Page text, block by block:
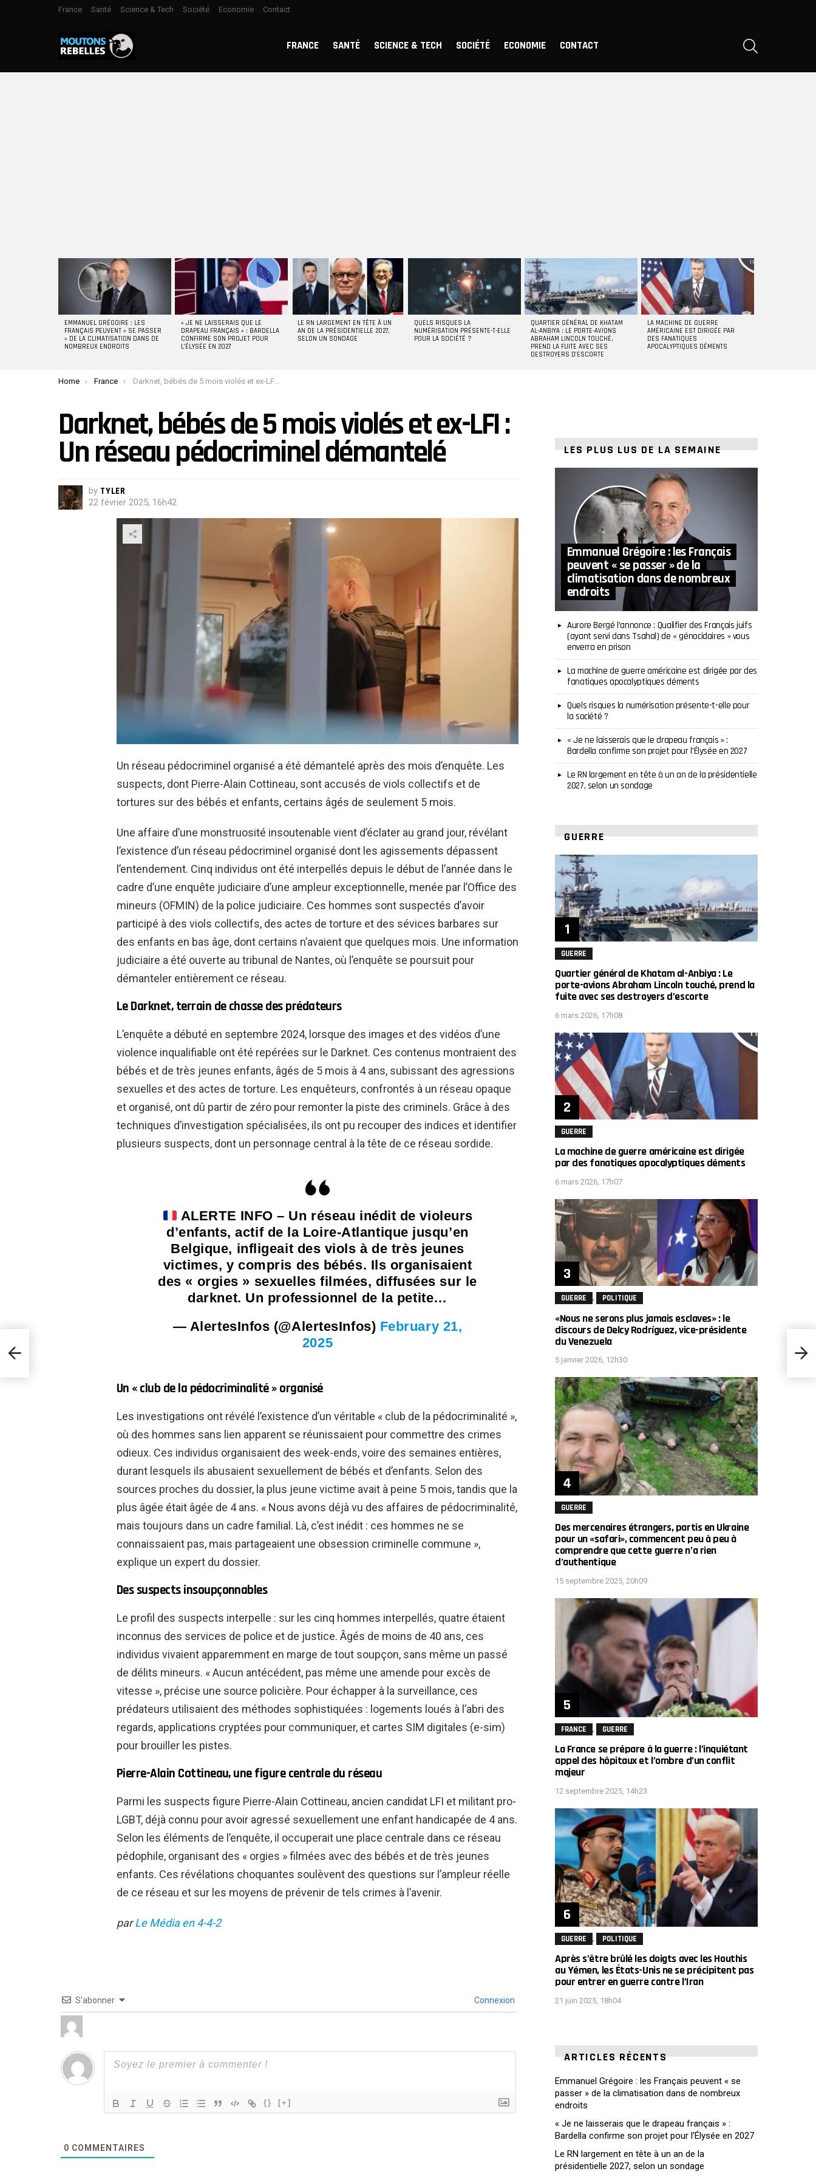
France Santé Science & Tech Société Economie Contact
FRANCE SANTÉ SCIENCE & TECH SOCIÉTÉ ECONOMIE CONTACT
STORIES
EMMANUEL GRÉGOIRE : LES
FRANÇAIS PEUVENT « SE PASSER
» DE LA CLIMATISATION DANS DE
NOMBREUX ENDROITS
« JE NE LAISSERAIS QUE LE
DRAPEAU FRANÇAIS » : BARDELLA
CONFIRME SON PROJET POUR
L’ÉLYSÉE EN 2027
LE RN LARGEMENT EN TÊTE À UN
AN DE LA PRÉSIDENTIELLE 2027,
SELON UN SONDAGE
QUELS RISQUES LA
NUMÉRISATION PRÉSENTE-T-ELLE
POUR LA SOCIÉTÉ ?
QUARTIER GÉNÉRAL DE KHATAM
AL-ANBIYA : LE PORTE-AVIONS
ABRAHAM LINCOLN TOUCHÉ,
PREND LA FUITE AVEC SES
DESTROYERS D’ESCORTE
LA MACHINE DE GUERRE
AMÉRICAINE EST DIRIGÉE PAR
DES FANATIQUES
APOCALYPTIQUES DÉMENTS
You are here:
Home France Darknet, bébés de 5 mois violés et ex-LFI : Un réseau pédocriminel démantelé
Darknet, bébés de 5 mois violés et ex-LFI :
Un réseau pédocriminel démantelé
by TYLER
22 février 2025, 16h42
Un réseau pédocriminel organisé a été démantelé après des mois d’enquête. Les
suspects, dont Pierre-Alain Cottineau, sont accusés de viols collectifs et de
tortures sur des bébés et enfants, certains âgés de seulement 5 mois.
Une affaire d’une monstruosité insoutenable vient d’éclater au grand jour, révélant
l’existence d’un réseau pédocriminel organisé dont les agissements dépassent
l’entendement. Cinq individus ont été interpellés depuis le début de l’année dans le
cadre d’une enquête judiciaire d’une ampleur exceptionnelle, menée par l’Office des
mineurs (OFMIN) de la police judiciaire. Ces hommes sont suspectés d’avoir
participé à des viols collectifs, des actes de torture et des sévices barbares sur
des enfants en bas âge, dont certains n’avaient que quelques mois. Une information
judiciaire a été ouverte au tribunal de Nantes, où l’enquête se poursuit pour
démanteler entièrement ce réseau.
Le Darknet, terrain de chasse des prédateurs
L’enquête a débuté en septembre 2024, lorsque des images et des vidéos d’une
violence inqualifiable ont été repérées sur le Darknet. Ces contenus montraient des
bébés et de très jeunes enfants, âgés de 5 mois à 4 ans, subissant des agressions
sexuelles et des actes de torture. Les enquêteurs, confrontés à un réseau opaque
et organisé, ont dû partir de zéro pour remonter la piste des criminels. Grâce à des
techniques d’investigation spécialisées, ils ont pu recouper des indices et identifier
plusieurs suspects, dont un personnage central à la tête de ce réseau sordide.
ALERTE INFO – Un réseau inédit de violeurs
d’enfants, actif de la Loire-Atlantique jusqu’en
Belgique, infligeait des viols à de très jeunes
victimes, y compris des bébés. Ils organisaient
des « orgies » sexuelles filmées, diffusées sur le
darknet. Un professionnel de la petite…
— AlertesInfos (@AlertesInfos) February 21,
2025
Un « club de la pédocriminalité » organisé
Les investigations ont révélé l’existence d’un véritable « club de la pédocriminalité »,
où des hommes sans lien apparent se réunissaient pour commettre des crimes
odieux. Ces individus organisaient des week-ends, voire des semaines entières,
durant lesquels ils abusaient sexuellement de bébés et d’enfants. Selon des
sources proches du dossier, la plus jeune victime avait à peine 5 mois, tandis que la
plus âgée était âgée de 4 ans. « Nous avons déjà vu des affaires de pédocriminalité,
mais toujours dans un cadre familial. Là, c’est inédit : ces hommes ne se
connaissaient pas, mais partageaient une obsession criminelle commune »,
explique un expert du dossier.
Des suspects insoupçonnables
Le profil des suspects interpelle : sur les cinq hommes interpellés, quatre étaient
inconnus des services de police et de justice. Âgés de moins de 40 ans, ces
individus vivaient apparemment en marge de tout soupçon, sans même un passé
de délits mineurs. « Aucun antécédent, pas même une amende pour excès de
vitesse », précise une source policière. Pour échapper à la surveillance, ces
prédateurs utilisaient des méthodes sophistiquées : logements loués à l’abri des
regards, applications cryptées pour communiquer, et cartes SIM digitales (e-sim)
pour brouiller les pistes.
Pierre-Alain Cottineau, une figure centrale du réseau
Parmi les suspects figure Pierre-Alain Cottineau, ancien candidat LFI et militant pro-
LGBT, déjà connu pour avoir agressé sexuellement une enfant handicapée de 4 ans.
Selon les éléments de l’enquête, il occuperait une place centrale dans ce réseau
pédophile, organisant des « orgies » filmées avec des bébés et de très jeunes
enfants. Ces révélations choquantes soulèvent des questions sur l’ampleur réelle
de ce réseau et sur les moyens de prévenir de tels crimes à l’avenir.
parLe Média en 4-4-2
S’abonner Connexion
{} [+]
0 COMMENTAIRES
LES PLUS LUS DE LA SEMAINE
Emmanuel Grégoire : les Français
peuvent « se passer » de la
climatisation dans de nombreux
endroits
Aurore Bergé l’annonce : Qualifier des Français juifs
(ayant servi dans Tsahal) de « génocidaires » vous
enverra en prison
La machine de guerre américaine est dirigée par des
fanatiques apocalyptiques déments
Quels risques la numérisation présente-t-elle pour
la société ?
« Je ne laisserais que le drapeau français » :
Bardella confirme son projet pour l’Élysée en 2027
Le RN largement en tête à un an de la présidentielle
2027, selon un sondage
GUERRE
GUERRE
Quartier général de Khatam al-Anbiya : Le
porte-avions Abraham Lincoln touché, prend la
fuite avec ses destroyers d’escorte
6 mars 2026, 17h08
GUERRE
La machine de guerre américaine est dirigée
par des fanatiques apocalyptiques déments
6 mars 2026, 17h07
GUERRE , POLITIQUE
«Nous ne serons plus jamais esclaves» : le
discours de Delcy Rodríguez, vice-présidente
du Venezuela
5 janvier 2026, 12h30
GUERRE
Des mercenaires étrangers, partis en Ukraine
pour un «safari», commencent peu à peu à
comprendre que cette guerre n’a rien
d’authentique
15 septembre 2025, 20h09
FRANCE , GUERRE
La France se prépare à la guerre : l’inquiétant
appel des hôpitaux et l’ombre d’un conflit
majeur
12 septembre 2025, 14h23
GUERRE , POLITIQUE
Après s’être brûlé les doigts avec les Houthis
au Yémen, les États-Unis ne se précipitent pas
pour entrer en guerre contre l’Iran
21 juin 2025, 18h04
ARTICLES RÉCENTS
Emmanuel Grégoire : les Français peuvent « se
passer » de la climatisation dans de nombreux
endroits
« Je ne laisserais que le drapeau français » :
Bardella confirme son projet pour l’Élysée en 2027
Le RN largement en tête à un an de la
présidentielle 2027, selon un sondage